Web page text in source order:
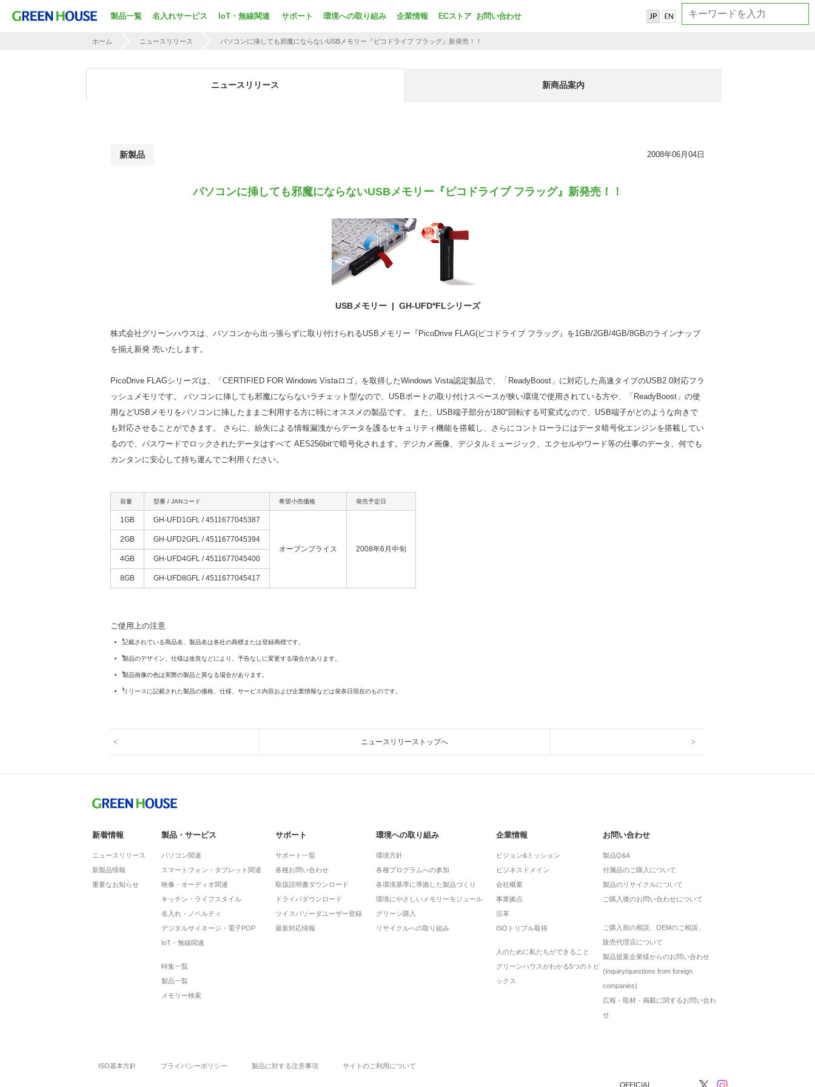
製品一覧 名入れサービス IoT・無線関連 サポート 環境への取り組み 企業情報 ECストア お問い合わせ
ホーム ニュースリリース パソコンに挿しても邪魔にならないUSBメモリー『ピコドライブ フラッグ』新発売！！
ニュースリリース 新商品案内
新製品 2008年06月04日
パソコンに挿しても邪魔にならないUSBメモリー『ピコドライブ フラッグ』新発売！！
USBメモリー | GH-UFD*FLシリーズ
株式会社グリーンハウスは、パソコンから出っ張らずに取り付けられるUSBメモリー『PicoDrive FLAG(ピコドライブ フラッグ』を1GB/2GB/4GB/8GBのラインナップ
を揃え新発 売いたします。
PicoDrive FLAGシリーズは、「CERTIFIED FOR Windows Vistaロゴ」を取得したWindows Vista認定製品で、「ReadyBoost」に対応した高速タイプのUSB2.0対応フラ
ッシュメモリです。 パソコンに挿しても邪魔にならないラチェット型なので、USBポートの取り付けスペースが狭い環境で使用されている方や、「ReadyBoost」の使
用などUSBメモリをパソコンに挿したままご利用する方に特にオススメの製品です。 また、USB端子部分が180°回転する可変式なので、USB端子がどのような向きで
も対応させることができます。 さらに、紛失による情報漏洩からデータを護るセキュリティ機能を搭載し、さらにコントローラにはデータ暗号化エンジンを搭載してい
るので、パスワードでロックされたデータはすべて AES256bitで暗号化されます。デジカメ画像、デジタルミュージック、エクセルやワード等の仕事のデータ、何でも
カンタンに安心して持ち運んでご利用ください。
容量 型番 / JANコード 希望小売価格 発売予定日
1GB GH-UFD1GFL / 4511677045387
オープンプライス 2008年6月中旬
2GB GH-UFD2GFL / 4511677045394
4GB GH-UFD4GFL / 4511677045400
8GB GH-UFD8GFL / 4511677045417
ご使用上の注意
記載されている商品名、製品名は各社の商標または登録商標です。
製品のデザイン、仕様は改良などにより、予告なしに変更する場合があります。
製品画像の色は実際の製品と異なる場合があります。
リリースに記載された製品の価格、仕様、サービス内容および企業情報などは発表日現在のものです。
ニュースリリーストップへ
新着情報
ニュースリリース
新製品情報
重要なお知らせ
製品・サービス
パソコン関連
スマートフォン・タブレット関連
映像・オーディオ関連
キッチン・ライフスタイル
名入れ・ノベルティ
デジタルサイネージ・電子POP
IoT・無線関連
特集一覧
製品一覧
メモリー検索
サポート
サポート一覧
各種お問い合わせ
取扱説明書ダウンロード
ドライバダウンロード
ツイスパソーダユーザー登録
最新対応情報
環境への取り組み
環境方針
各種プログラムへの参加
各環境基準に準拠した製品づくり
環境にやさしいメモリーモジュール
グリーン購入
リサイクルへの取り組み
企業情報
ビジョン&ミッション
ビジネスドメイン
会社概要
事業拠点
沿革
ISOトリプル取得
人のために私たちができること
グリーンハウスがわかる5つのトピ
ックス
お問い合わせ
製品Q&A
付属品のご購入について
製品のリサイクルについて
ご購入後のお問い合わせについて
ご購入前の相談、OEMのご相談、
販売代理店について
製品提案企業様からのお問い合わせ
(Inquiry/questions from foreign
companies)
広報・取材・掲載に関するお問い合わ
せ
ISO基本方針 プライバシーポリシー 製品に対する注意事項 サイトのご利用について
OFFICIAL